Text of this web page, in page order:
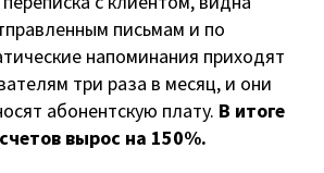
письмам и по
напоминания приходят
три раза в месяц, и они
абонентскую плату. В итоге
вырос на 150%.